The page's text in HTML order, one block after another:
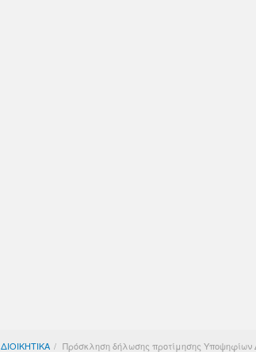
ΔΙΟΙΚΗΤΙΚΑ Πρόσκληση δήλωσης προτίμησης Υποψηφίων